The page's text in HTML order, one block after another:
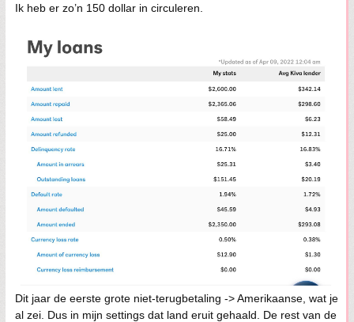
Ik heb er zo’n 150 dollar in circuleren.
Dit jaar de eerste grote niet-terugbetaling -> Amerikaanse, wat je
al zei. Dus in mijn settings dat land eruit gehaald. De rest van de